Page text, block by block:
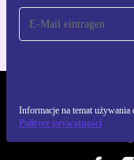
Informacje na temat
Polityce prywatności